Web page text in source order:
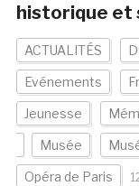
historique et
ACTUALITÉS
Evénements
Jeunesse
Musée
Opéra de Paris